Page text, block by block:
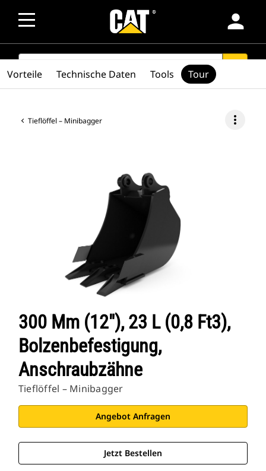
person
SEARCH
Tieflöffel – Minibagger more_vert
300 Mm (12"), 23 L (0,8 Ft3),
Bolzenbefestigung,
Anschraubzähne
Tieflöffel – Minibagger
Angebot Anfragen
Jetzt Bestellen
Vorteile Technische Daten Tools Tour